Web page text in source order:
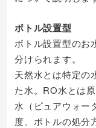
ボトル設置型
ボトル設置型のお
分けられます。
天然水とは特定の
た水。RO水とは
水（ピュアウォー
度、ボトルの処分